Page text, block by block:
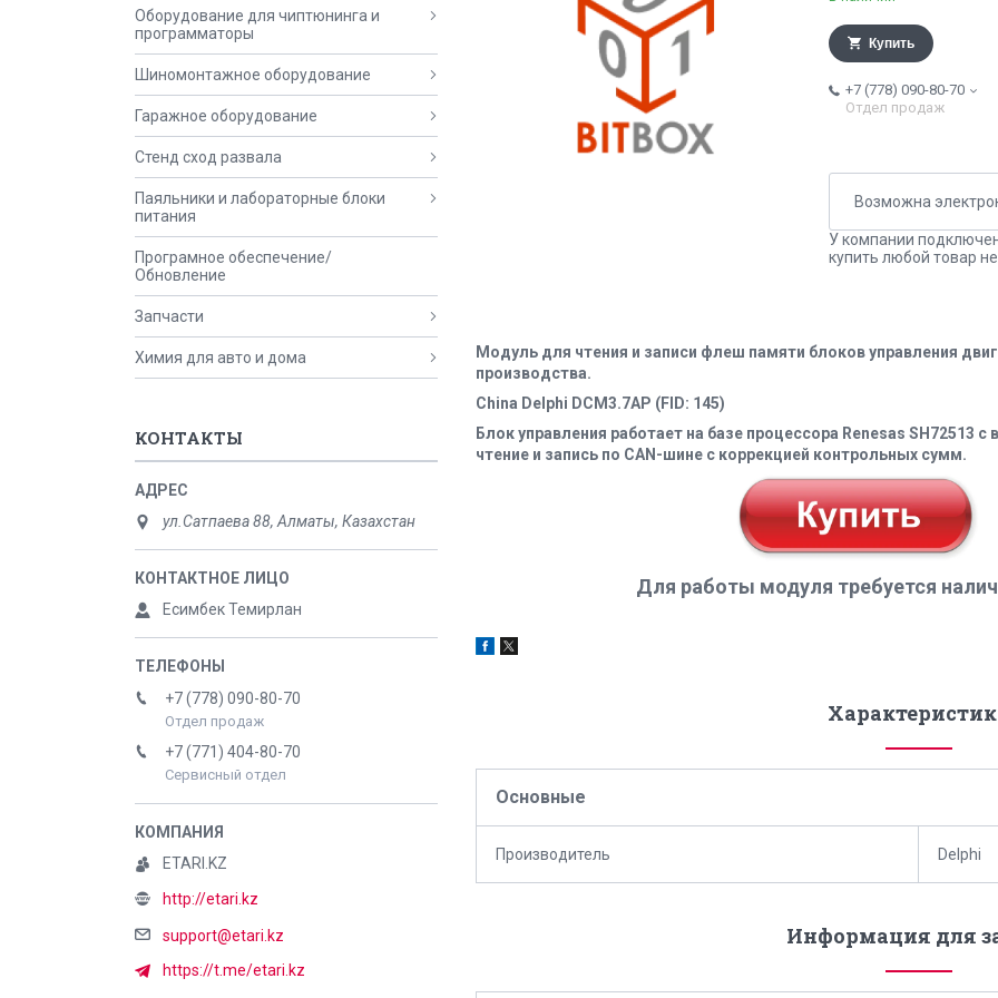
Купить
+7 (778) 090-80-70
Отдел продаж
У компании
купить любой товар
Модуль для чтения и записи флеш памяти блоков управления
производства.
China Delphi DCM3.7AP (FID: 145)
Блок управления работает на базе процессора Renesas SH72513
чтение и запись по CAN-шине с коррекцией контрольных сумм.
Для работы модуля требуется
Основные
Производитель Delphi
Информация для
Оборудование для чиптюнинга и
программаторы
Шиномонтажное оборудование
Гаражное оборудование
Стенд сход развала
Паяльники и лабораторные блоки
питания
Програмное обеспечение/
Обновление
Запчасти
Химия для авто и дома
КОНТАКТЫ
ул.Сатпаева 88, Алматы, Казахстан
Есимбек Темирлан
+7 (778) 090-80-70
Отдел продаж
+7 (771) 404-80-70
Сервисный отдел
ETARI.KZ
http://etari.kz
support@etari.kz
https://t.me/etari.kz